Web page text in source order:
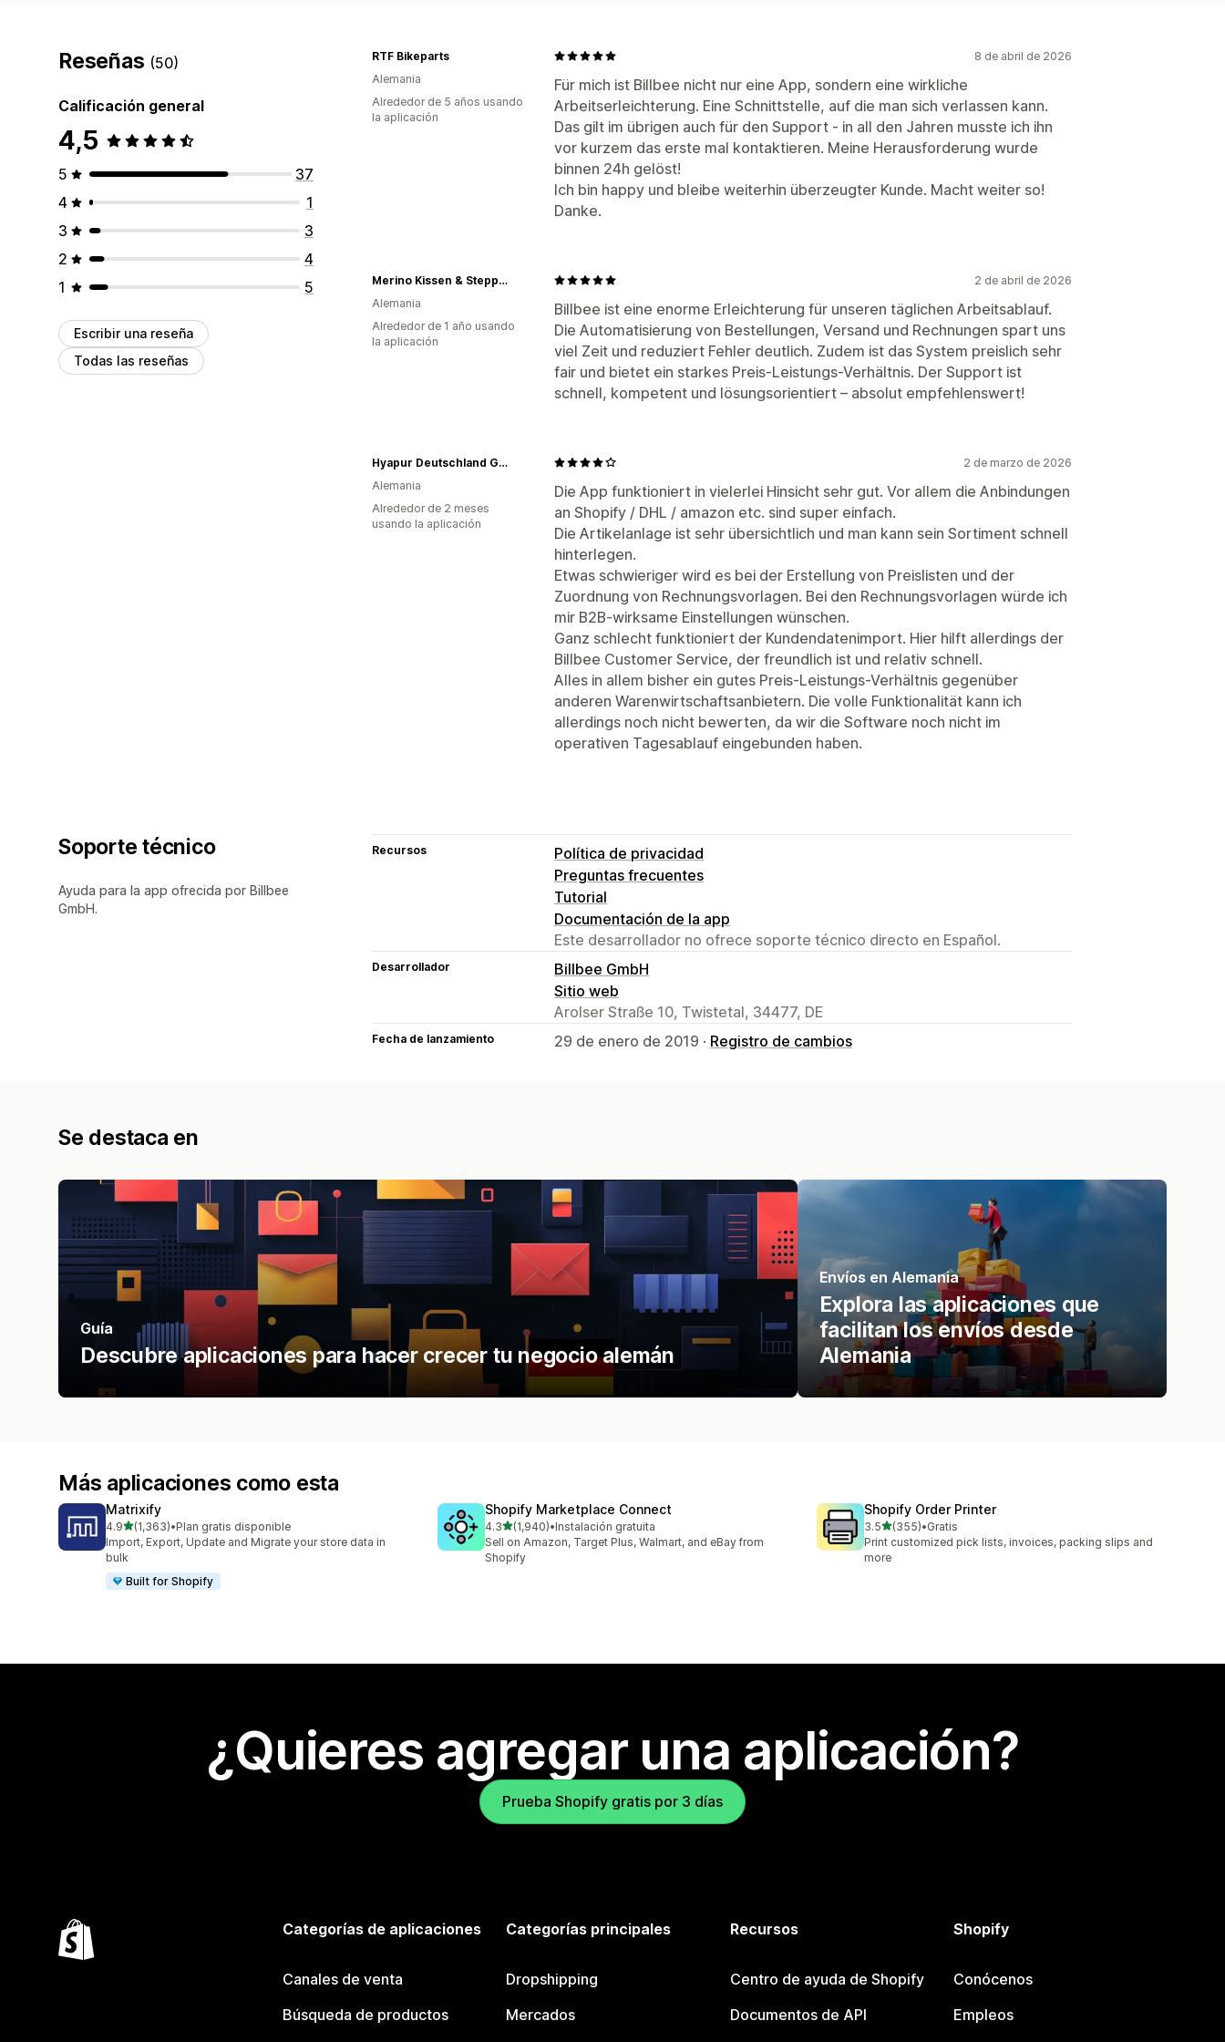
Reseñas (50)
Calificación general
4,5
5
37
4
1
3
3
2
4
1
5
Escribir una reseña
Todas las reseñas
8 de abril de 2026
Für mich ist Billbee nicht nur eine App, sondern eine wirkliche
Arbeitserleichterung. Eine Schnittstelle, auf die man sich verlassen kann.
Das gilt im übrigen auch für den Support - in all den Jahren musste ich ihn
vor kurzem das erste mal kontaktieren. Meine Herausforderung wurde
binnen 24h gelöst!
Ich bin happy und bleibe weiterhin überzeugter Kunde. Macht weiter so!
Danke.
RTF Bikeparts
Alemania
Alrededor de 5 años usando
la aplicación
2 de abril de 2026
Billbee ist eine enorme Erleichterung für unseren täglichen Arbeitsablauf.
Die Automatisierung von Bestellungen, Versand und Rechnungen spart uns
viel Zeit und reduziert Fehler deutlich. Zudem ist das System preislich sehr
fair und bietet ein starkes Preis-Leistungs-Verhältnis. Der Support ist
schnell, kompetent und lösungsorientiert – absolut empfehlenswert!
Merino Kissen & Steppbetten Manufaktur
Alemania
Alrededor de 1 año usando
la aplicación
2 de marzo de 2026
Die App funktioniert in vielerlei Hinsicht sehr gut. Vor allem die Anbindungen
an Shopify / DHL / amazon etc. sind super einfach.
Die Artikelanlage ist sehr übersichtlich und man kann sein Sortiment schnell
hinterlegen.
Etwas schwieriger wird es bei der Erstellung von Preislisten und der
Zuordnung von Rechnungsvorlagen. Bei den Rechnungsvorlagen würde ich
mir B2B-wirksame Einstellungen wünschen.
Ganz schlecht funktioniert der Kundendatenimport. Hier hilft allerdings der
Billbee Customer Service, der freundlich ist und relativ schnell.
Alles in allem bisher ein gutes Preis-Leistungs-Verhältnis gegenüber
anderen Warenwirtschaftsanbietern. Die volle Funktionalität kann ich
allerdings noch nicht bewerten, da wir die Software noch nicht im
operativen Tagesablauf eingebunden haben.
Hyapur Deutschland GmbH
Alemania
Alrededor de 2 meses
usando la aplicación
Soporte técnico
Ayuda para la app ofrecida por Billbee
GmbH.
Recursos
Política de privacidad
Preguntas frecuentes
Tutorial
Documentación de la app
Este desarrollador no ofrece soporte técnico directo en Español.
Desarrollador
Billbee GmbH
Sitio web
Arolser Straße 10, Twistetal, 34477, DE
Fecha de lanzamiento 29 de enero de 2019 · Registro de cambios
Se destaca en
Guía
Descubre aplicaciones para hacer crecer tu negocio alemán
Envíos en Alemania
Explora las aplicaciones que
facilitan los envíos desde
Alemania
Más aplicaciones como esta
Matrixify
4.9de 5 estrellas
(1,363)
1363 reseñas en total
•Plan gratis disponible
Import, Export, Update and Migrate your store data in
bulk
Built for Shopify
Shopify Marketplace Connect
4.3de 5 estrellas
(1,940)
1940 reseñas en total
•Instalación gratuita
Sell on Amazon, Target Plus, Walmart, and eBay from
Shopify
Shopify Order Printer
3.5de 5 estrellas
(355)
355 reseñas en total
•Gratis
Print customized pick lists, invoices, packing slips and
more
¿Quieres agregar una aplicación?
Prueba Shopify gratis por 3 días
Categorías de aplicaciones
Canales de venta
Búsqueda de productos
Categorías principales
Dropshipping
Mercados
Recursos
Centro de ayuda de Shopify
Documentos de API
Shopify
Conócenos
Empleos